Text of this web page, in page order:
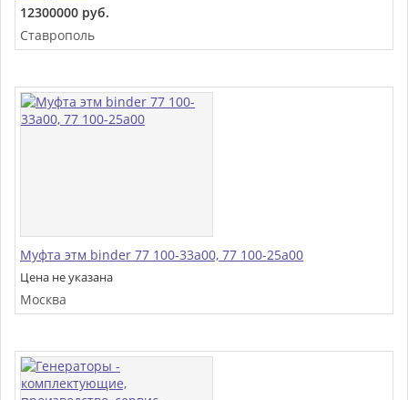
12300000 руб.
Ставрополь
Муфта этм binder 77 100-33a00, 77 100-25a00
Цена не указана
Москва